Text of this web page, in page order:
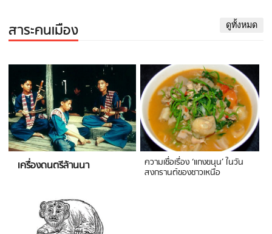
สาระคนเมือง ดูทั้งหมด
เครื่องดนตรีล้านนา ความเชื่อเรื่อง ‘แกงขนุน’ ในวัน
สงกรานต์ของชาวเหนือ